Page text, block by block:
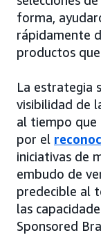
forma,
rápidamente
productos
La estrategia
visibilidad de
al tiempo que
por el
iniciativas de
embudo de
predecible al
las
Sponsored